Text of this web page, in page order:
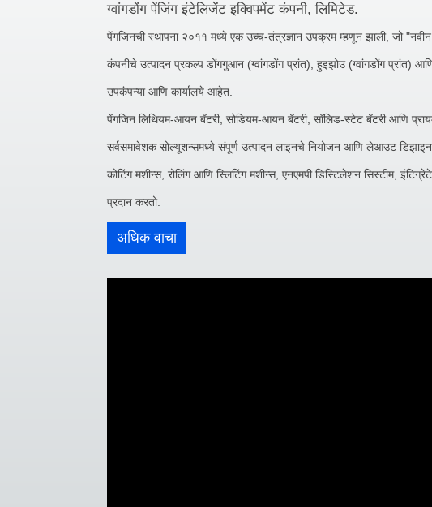
ग्वांगडोंग पेंजिंग इंटेलिजेंट इक्विपमेंट कंपनी, लिमिटेड.
पेंगजिनची स्थापना २०११ मध्ये एक उच्च-तंत्रज्ञान उपक्रम म्हणून झाली, जो "नवीन
कंपनीचे उत्पादन प्रकल्प डोंगगुआन (ग्वांगडोंग प्रांत), हुइझोउ (ग्वांगडोंग प्रांत)
उपकंपन्या आणि कार्यालये आहेत.
पेंगजिन लिथियम-आयन बॅटरी, सोडियम-आयन बॅटरी, सॉलिड-स्टेट बॅटरी आणि
सर्वसमावेशक सोल्यूशन्समध्ये संपूर्ण उत्पादन लाइनचे नियोजन आणि लेआउट
कोटिंग मशीन्स, रोलिंग आणि स्लिटिंग मशीन्स, एनएमपी डिस्टिलेशन सिस्टीम,
प्रदान करतो.
अधिक वाचा